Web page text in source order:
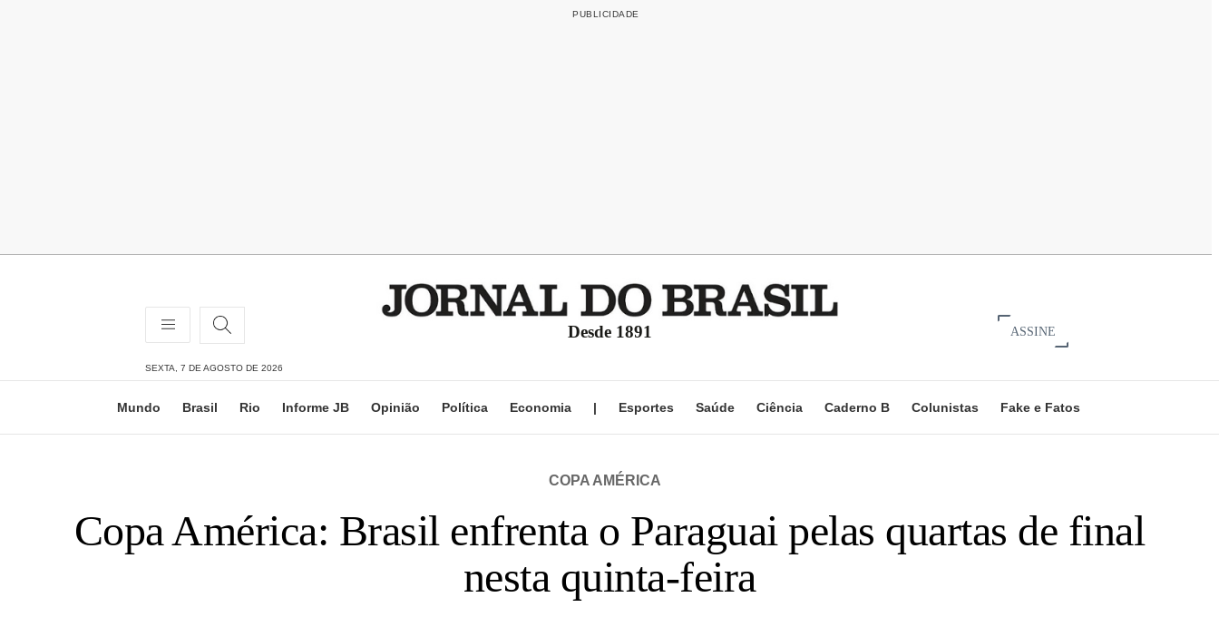
Desde 1891 ASSINE
SEXTA, 7 DE AGOSTO DE 2026
Mundo Brasil Rio Informe JB Opinião Política Economia | Esportes Saúde Ciência Caderno B Colunistas Fake e Fatos
COPA AMÉRICA
Copa América: Brasil enfrenta o Paraguai pelas quartas de final
nesta quinta-feira